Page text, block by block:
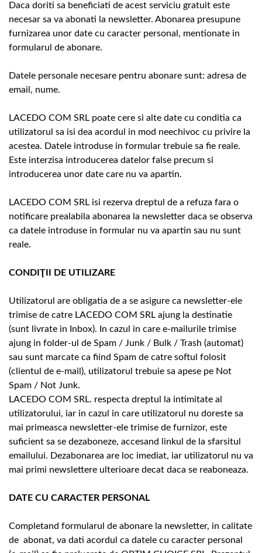
Daca doriti sa beneficiati de acest serviciu gratuit este
necesar sa va abonati la newsletter. Abonarea presupune
furnizarea unor date cu caracter personal, mentionate in
formularul de abonare.
Datele personale necesare pentru abonare sunt: adresa de
email, nume.
LACEDO COM SRL poate cere si alte date cu conditia ca
utilizatorul sa isi dea acordul in mod neechivoc cu privire la
acestea. Datele introduse in formular trebuie sa fie reale.
Este interzisa introducerea datelor false precum si
introducerea unor date care nu va apartin.
LACEDO COM SRL isi rezerva dreptul de a refuza fara o
notificare prealabila abonarea la newsletter daca se observa
ca datele introduse in formular nu va apartin sau nu sunt
reale.
CONDIŢII DE UTILIZARE
Utilizatorul are obligatia de a se asigure ca newsletter-ele
trimise de catre LACEDO COM SRL ajung la destinatie
(sunt livrate in Inbox). In cazul in care e-mailurile trimise
ajung in folder-ul de Spam / Junk / Bulk / Trash (automat)
sau sunt marcate ca fiind Spam de catre softul folosit
(clientul de e-mail), utilizatorul trebuie sa apese pe Not
Spam / Not Junk.
LACEDO COM SRL. respecta dreptul la intimitate al
utilizatorului, iar in cazul in care utilizatorul nu doreste sa
mai primeasca newsletter-ele trimise de furnizor, este
suficient sa se dezaboneze, accesand linkul de la sfarsitul
emailului. Dezabonarea are loc imediat, iar utilizatorul nu va
mai primi newslettere ulterioare decat daca se reaboneaza.
DATE CU CARACTER PERSONAL
Completand formularul de abonare la newsletter, in calitate
de abonat, va dati acordul ca datele cu caracter personal